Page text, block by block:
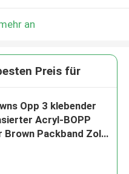
an
Preis für
Opp 3 klebender
Acryl-BOPP
Brown Packband Zoll-